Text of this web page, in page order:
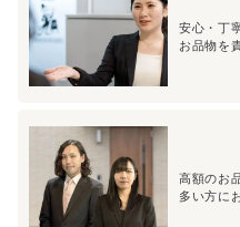
安心・丁
お品物を
高額のお
多い方に